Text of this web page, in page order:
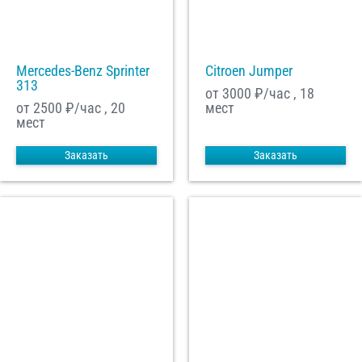
Mercedes-Benz Sprinter
313
от 2500 ₽/час , 20
мест
Заказать
Citroen Jumper
от 3000 ₽/час , 18
мест
Заказать